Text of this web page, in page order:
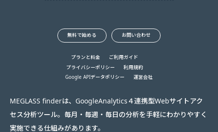
無料で始める お問い合わせ
プランと料金
ご利用ガイド
プライバシーポリシー
利用規約
Google APIデータポリシー
運営会社
MEGLASS finderは、GoogleAnalytics４連携型Webサイトアク
セス分析ツール。毎月・毎週・毎日の分析を手軽にわかりやすく
実施できる仕組みがあります。